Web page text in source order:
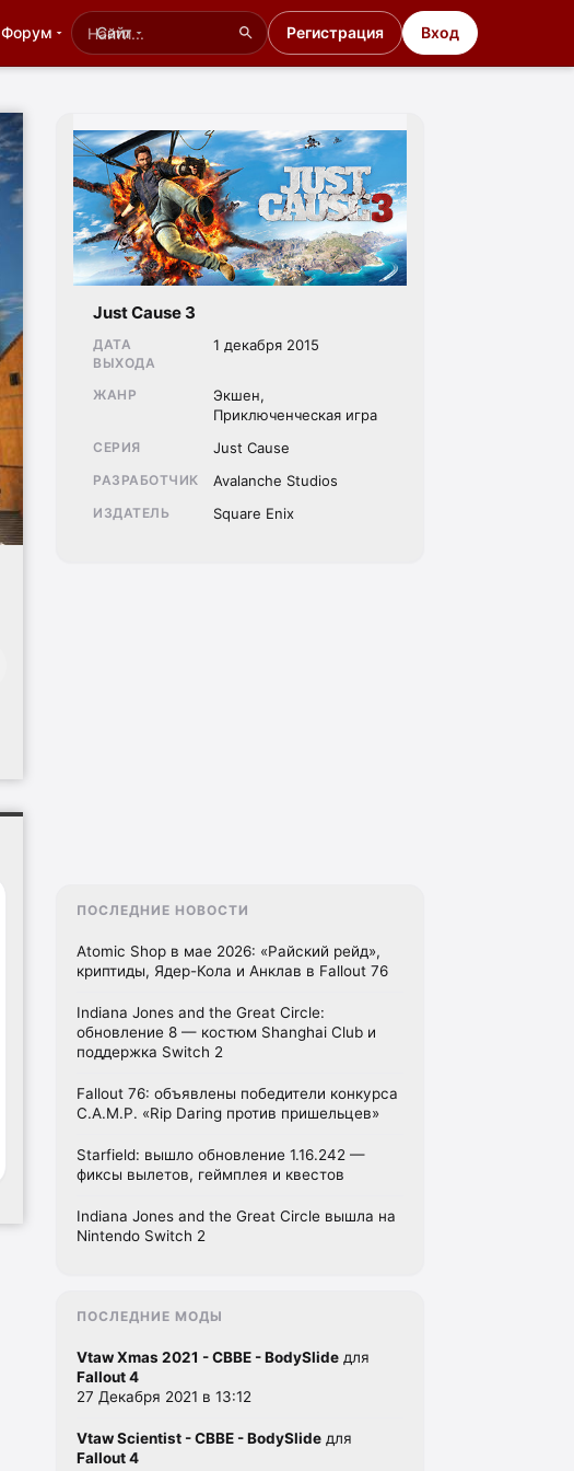
Форум Сайт Регистрация Вход
Just Cause 3
ДАТА
ВЫХОДА
1 декабря 2015
ЖАНР
Экшен,
Приключенческая игра
СЕРИЯ Just Cause
РАЗРАБОТЧИК Avalanche Studios
ИЗДАТЕЛЬ Square Enix
ПОСЛЕДНИЕ НОВОСТИ
Atomic Shop в мае 2026: «Райский рейд»,
криптиды, Ядер-Кола и Анклав в Fallout 76
Indiana Jones and the Great Circle:
обновление 8 — костюм Shanghai Club и
поддержка Switch 2
Fallout 76: объявлены победители конкурса
C.A.M.P. «Rip Daring против пришельцев»
Starfield: вышло обновление 1.16.242 —
фиксы вылетов, геймплея и квестов
Indiana Jones and the Great Circle вышла на
Nintendo Switch 2
ПОСЛЕДНИЕ МОДЫ
Vtaw Xmas 2021 - CBBE - BodySlide для
Fallout 4
27 Декабря 2021 в 13:12
Vtaw Scientist - CBBE - BodySlide для
Fallout 4